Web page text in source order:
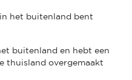
het buitenland bent
buitenland en hebt een
thuisland overgemaakt